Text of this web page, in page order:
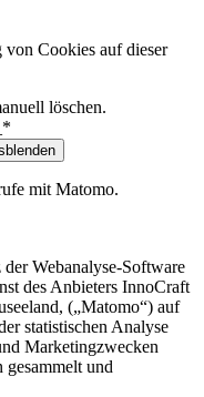
von Cookies auf dieser
löschen.
mit Matomo.
Webanalyse-Software
des Anbieters InnoCraft
(„Matomo“) auf
statistischen Analyse
Marketingzwecken
und